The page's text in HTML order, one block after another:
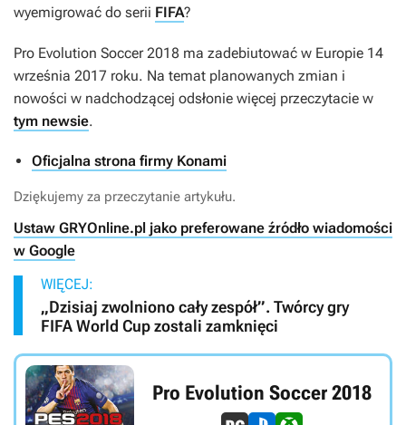
wyemigrować do serii FIFA?
Pro Evolution Soccer 2018 ma zadebiutować w Europie 14
września 2017 roku. Na temat planowanych zmian i
nowości w nadchodzącej odsłonie więcej przeczytacie w
tym newsie.
Oficjalna strona firmy Konami
Dziękujemy za przeczytanie artykułu.
Ustaw GRYOnline.pl jako preferowane źródło wiadomości
w Google
WIĘCEJ:
„Dzisiaj zwolniono cały zespół”. Twórcy gry
FIFA World Cup zostali zamknięci
Pro Evolution Soccer 2018